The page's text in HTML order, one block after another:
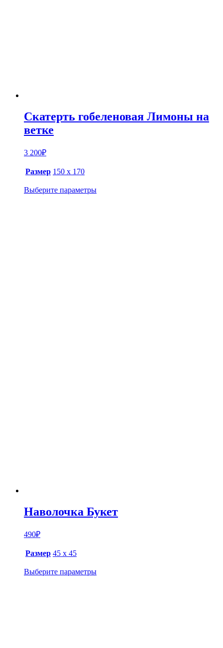
Скатерть гобеленовая Лимоны на
ветке
3 200₽
Размер 150 х 170
Выберите параметры
Наволочка Букет
490₽
Размер 45 х 45
Выберите параметры